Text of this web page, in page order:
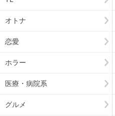
オトナ
恋愛
ホラー
医療・病院系
グルメ